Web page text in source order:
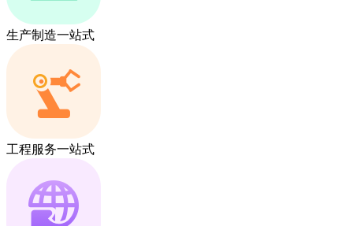
生产制造一站式
工程服务一站式